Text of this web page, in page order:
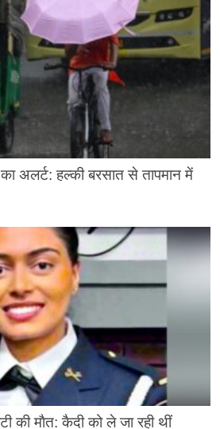
अलर्ट: हल्की बरसात से तापमान में
की माैत: कैदी को ले जा रही थीं